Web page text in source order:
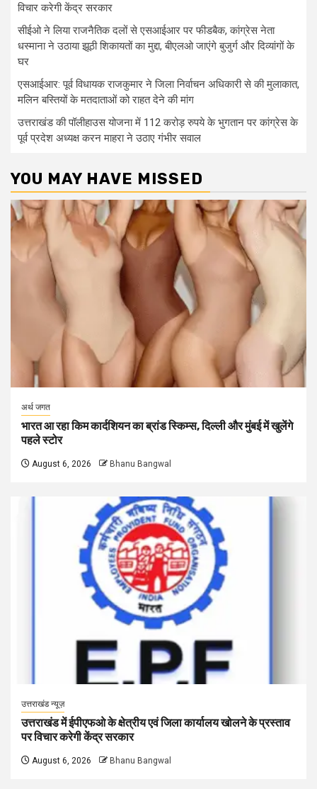
विचार करेगी केंद्र सरकार
सीईओ ने लिया राजनैतिक दलों से एसआईआर पर फीडबैक, कांग्रेस नेता
धस्माना ने उठाया झूठी शिकायतों का मुद्दा, बीएलओ जाएंगे बुजुर्ग और दिव्यांगों के
घर
एसआईआर: पूर्व विधायक राजकुमार ने जिला निर्वाचन अधिकारी से की मुलाकात,
मलिन बस्तियों के मतदाताओं को राहत देने की मांग
उत्तराखंड की पॉलीहाउस योजना में 112 करोड़ रुपये के भुगतान पर कांग्रेस के
पूर्व प्रदेश अध्यक्ष करन माहरा ने उठाए गंभीर सवाल
YOU MAY HAVE MISSED
अर्थ जगत
भारत आ रहा किम कार्दशियन का ब्रांड स्किम्स, दिल्ली और मुंबई में खुलेंगे
पहले स्टोर
August 6, 2026 Bhanu Bangwal
उत्तराखंड न्यूज़
उत्तराखंड में ईपीएफओ के क्षेत्रीय एवं जिला कार्यालय खोलने के प्रस्ताव
पर विचार करेगी केंद्र सरकार
August 6, 2026 Bhanu Bangwal